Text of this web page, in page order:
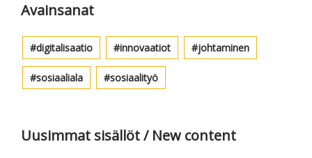
Avainsanat
digitalisaatio innovaatiot johtaminen
sosiaaliala sosiaalityö
Uusimmat sisällöt / New content